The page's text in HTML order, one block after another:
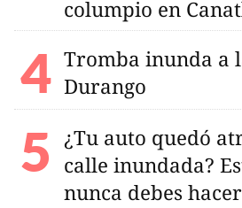
columpio en
Tromba inunda a
Durango
¿Tu auto quedó
calle inundada?
nunca debes hacer